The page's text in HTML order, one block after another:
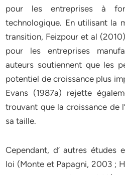
pour les entreprises à
technologique. En utilisant la
transition, Feizpour et al
pour les entreprises
auteurs soutiennent que les
potentiel de croissance plus
Evans (1987a) rejette
trouvant que la croissance de
sa taille.
Cependant, d’ autres études
loi (Monte et Papagni, 2003 ;